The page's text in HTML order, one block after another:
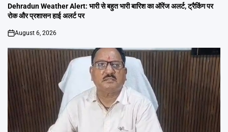
IN
Dehradun Weather Alert: भारी से बहुत भारी बारिश का ऑरेंज अलर्ट, ट्रैकिंग पर
रोक और प्रशासन हाई अलर्ट पर
on
August 6, 2026